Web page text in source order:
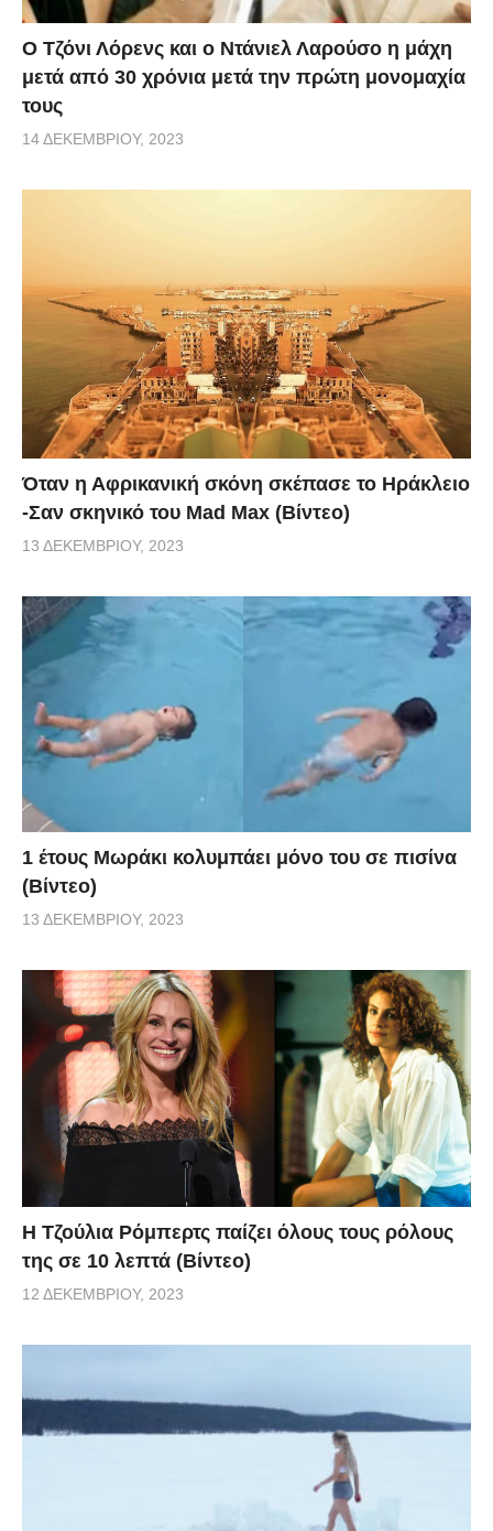
Ο Τζόνι Λόρενς και ο Ντάνιελ Λαρούσο η μάχη
μετά από 30 χρόνια μετά την πρώτη μονομαχία
τους
14 ΔΕΚΕΜΒΡΊΟΥ, 2023
Όταν η Αφρικανική σκόνη σκέπασε το Ηράκλειο
-Σαν σκηνικό του Mad Max (Βίντεο)
13 ΔΕΚΕΜΒΡΊΟΥ, 2023
1 έτους Μωράκι κολυμπάει μόνο του σε πισίνα
(Βίντεο)
13 ΔΕΚΕΜΒΡΊΟΥ, 2023
Η Τζούλια Ρόμπερτς παίζει όλους τους ρόλους
της σε 10 λεπτά (Βίντεο)
12 ΔΕΚΕΜΒΡΊΟΥ, 2023